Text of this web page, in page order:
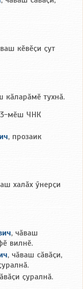
кӗвӗҫи ҫут
кӑларӑмӗ тухнӑ.
мӗш ЧНК
, прозаик
халӑх ӳнерҫи
, чӑваш
вилнӗ.
, чӑваш сӑвӑҫи,
ҫуралнӑ.